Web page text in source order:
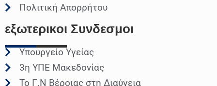
Πολιτική Απορρήτου
εξωτερικοι Συνδεσμοι
Υπουργείο Υγείας
3η ΥΠΕ Μακεδονίας
Το Γ.Ν Βέροιας στη Διαύγεια